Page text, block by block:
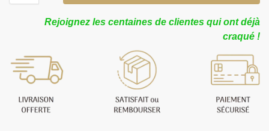
Rejoignez les centaines de clientes qui ont déjà
craqué !